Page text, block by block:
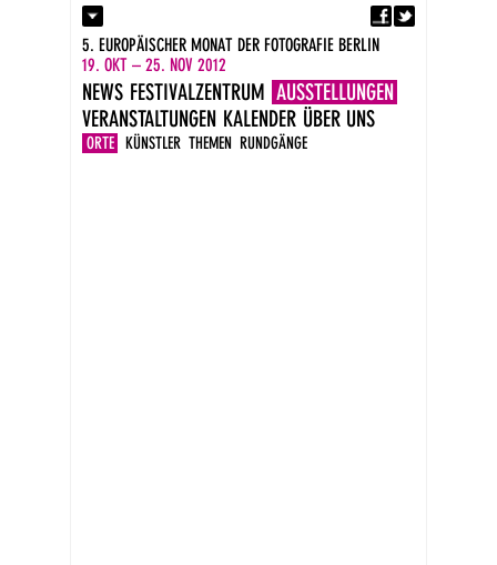
Kontakt
Presse
Impressum
DE
EN
5. EUROPÄISCHER MONAT DER FOTOGRAFIE BERLIN
19. OKT – 25. NOV 2012
NEWS FESTIVALZENTRUM AUSSTELLUNGEN
ORTE KÜNSTLER THEMEN RUNDGÄNGE
VERANSTALTUNGEN KALENDER ÜBER UNS